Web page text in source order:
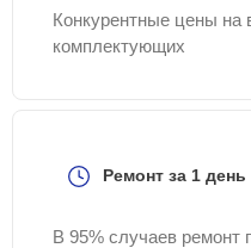
Конкурентные цены на
комплектующих
Ремонт за 1 день
В 95% случаев ремонт